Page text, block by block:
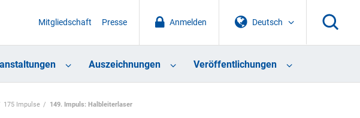
Deutsch
Anmelden
Mitgliedschaft Presse
Auszeichnungen Veröffentlichungen
175 Impulse 149. Impuls: Halbleiterlaser